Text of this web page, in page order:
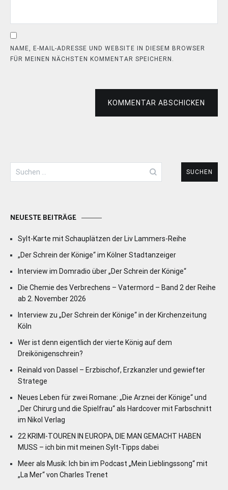
NAME, E-MAIL-ADRESSE UND WEBSITE IN DIESEM BROWSER
FÜR MEINEN NÄCHSTEN KOMMENTAR SPEICHERN.
KOMMENTAR ABSCHICKEN
Suchen
nach:
NEUESTE BEITRÄGE
Sylt-Karte mit Schauplätzen der Liv Lammers-Reihe
„Der Schrein der Könige“ im Kölner Stadtanzeiger
Interview im Domradio über „Der Schrein der Könige“
Die Chemie des Verbrechens – Vatermord – Band 2 der Reihe
ab 2. November 2026
Interview zu „Der Schrein der Könige“ in der Kirchenzeitung
Köln
Wer ist denn eigentlich der vierte König auf dem
Dreikönigenschrein?
Reinald von Dassel – Erzbischof, Erzkanzler und gewiefter
Stratege
Neues Leben für zwei Romane: „Die Arznei der Könige“ und
„Der Chirurg und die Spielfrau“ als Hardcover mit Farbschnitt
im Nikol Verlag
22 KRIMI-TOUREN IN EUROPA, DIE MAN GEMACHT HABEN
MUSS – ich bin mit meinen Sylt-Tipps dabei
Meer als Musik: Ich bin im Podcast „Mein Lieblingssong“ mit
„La Mer“ von Charles Trenet